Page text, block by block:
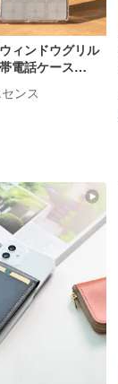
ィンドウグリル
電話ケース
ンス